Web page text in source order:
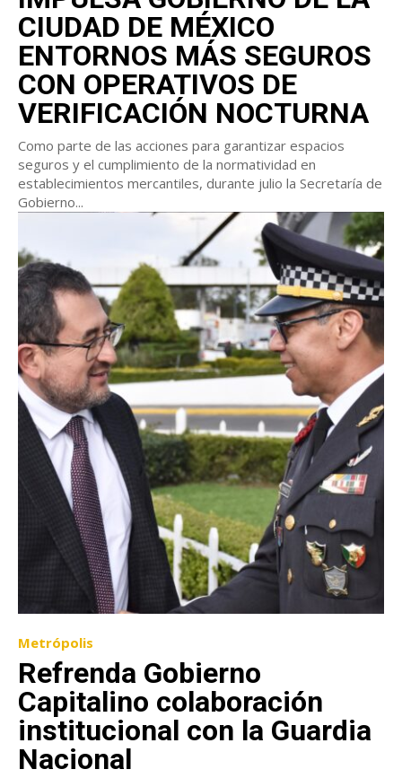
CIUDAD DE MÉXICO
ENTORNOS MÁS SEGUROS
CON OPERATIVOS DE
VERIFICACIÓN NOCTURNA
Como parte de las acciones para garantizar espacios
seguros y el cumplimiento de la normatividad en
establecimientos mercantiles, durante julio la Secretaría de
Gobierno...
Metrópolis
Refrenda Gobierno
Capitalino colaboración
institucional con la Guardia
Nacional